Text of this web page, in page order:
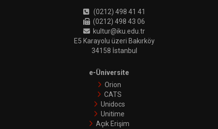
(0212) 498 41 41
(0212) 498 43 06
kultur@iku.edu.tr
E5 Karayolu üzeri Bakırköy
34158 İstanbul
e-Üniversite
Orion
CATS
Unidocs
Unitime
Açık Erişim